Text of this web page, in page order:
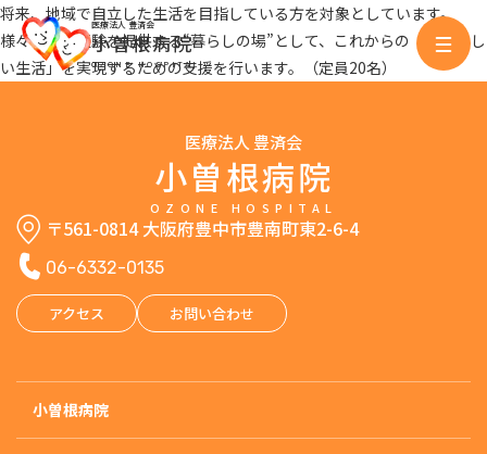
医療法人 豊済会
小曽根病院
OZONE HOSPITAL
将来、地域で自立した生活を目指している方を対象としています。
様々な生活経験を提供する“暮らしの場”として、これからの「自分らし
い生活」を実現するための支援を行います。（定員20名）
医療法人 豊済会
小曽根病院
OZONE HOSPITAL
〒561-0814 大阪府豊中市豊南町東2-6-4
06-6332-0135
アクセス お問い合わせ
小曽根病院